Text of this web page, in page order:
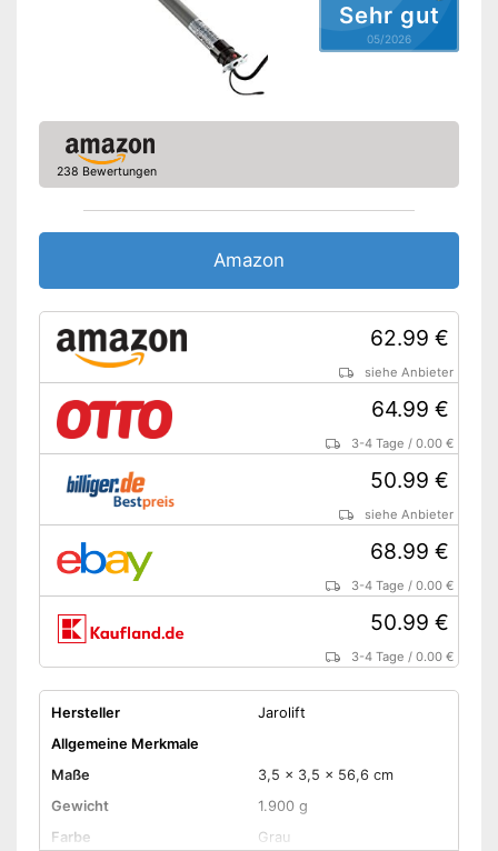
Sehr gut
05/2026
238 Bewertungen
Amazon
62.99 €
siehe Anbieter
64.99 €
3-4 Tage /0.00 €
50.99 €
siehe Anbieter
68.99 €
3-4 Tage /0.00 €
50.99 €
3-4 Tage /0.00 €
Hersteller
Jarolift
Allgemeine Merkmale
Maße
3,5 x 3,5 x 56,6 cm
Gewicht
1.900 g
Farbe
Grau